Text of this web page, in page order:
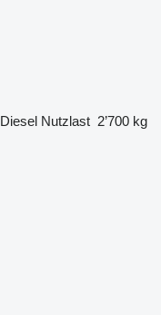
Diesel Nutzlast 2’700 kg